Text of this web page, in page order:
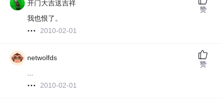
开门大吉送吉祥
我也恨了。
2010-02-01
赞
netwolfds
...
2010-02-01
赞